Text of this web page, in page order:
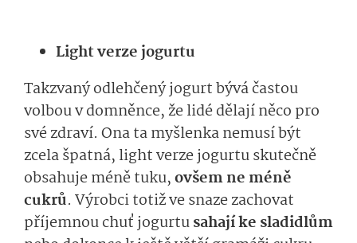
Light verze jogurtu
Takzvaný odlehčený jogurt bývá častou
volbou v domněnce, že lidé dělají něco pro
své zdraví. Ona ta myšlenka nemusí být
zcela špatná, light verze jogurtu skutečně
obsahuje méně tuku,ovšem ne méně
cukrů. Výrobci totiž ve snaze zachovat
příjemnou chuť jogurtusahají ke sladidlům